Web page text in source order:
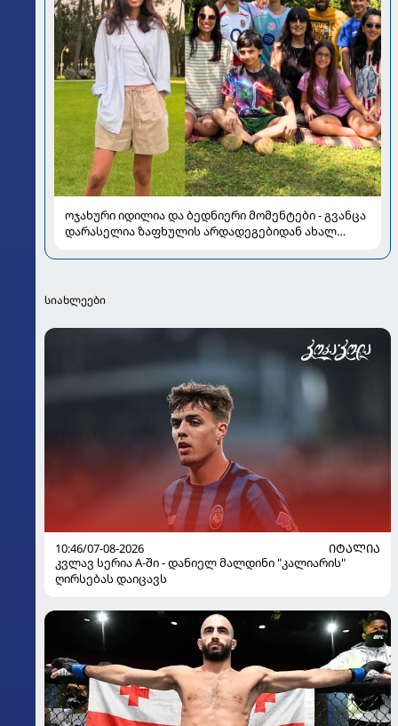
ოჯახური იდილია და ბედნიერი მომენტები - გვანცა
დარასელია ზაფხულის არდადეგებიდან ახალ
სიახლეები
10:46/07-08-2026
ᲘᲢᲐᲚᲘᲐ
კვლავ სერია A-ში - დანიელ მალდინი "კალიარის"
ღირსებას დაიცავს